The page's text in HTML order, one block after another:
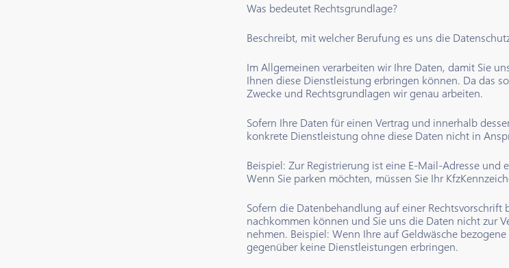
Was bedeutet Rechtsgrundlage?
Beschreibt, mit welcher Berufung es uns die
Im Allgemeinen verarbeiten wir Ihre Daten, damit Sie
Ihnen diese Dienstleistung erbringen können. Da das
Zwecke und Rechtsgrundlagen wir genau arbeiten.
Sofern Ihre Daten für einen Vertrag und innerhalb
konkrete Dienstleistung ohne diese Daten nicht in
Beispiel: Zur Registrierung ist eine E-Mail-Adresse
Wenn Sie parken möchten, müssen Sie Ihr
Sofern die Datenbehandlung auf einer
nachkommen können und Sie uns die Daten nicht zur
nehmen. Beispiel: Wenn Ihre auf Geldwäsche
gegenüber keine Dienstleistungen erbringen.